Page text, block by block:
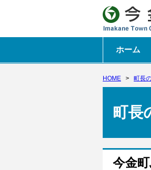
ホーム
HOME > 町長
町長
今金